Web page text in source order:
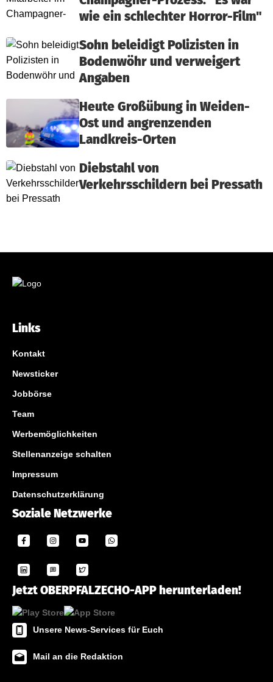
wie ein schlechter Horror-Film"
Sohn beleidigt Polizisten in
Bodenwöhr und verweigert
Angaben
Heute Großübung in Weiden-
Ost und angrenzenden
Landkreis-Orten
Diebstahl von
Verkehrsschildern bei Pressath
Links
Kontakt
Newsticker
Jobbörse
Team
Werbemöglichkeiten
Stellenanzeige schalten
Impressum
Datenschutzerklärung
Soziale Netzwerke
Jetzt OBERPFALZECHO-APP herunterladen!
Unsere News-Services für Euch
Mail an die Redaktion